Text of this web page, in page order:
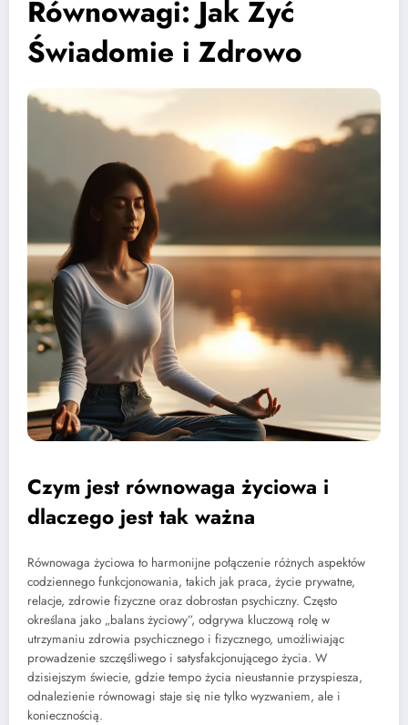
Równowagi: Jak Żyć
Świadomie i Zdrowo
Czym jest równowaga życiowa i
dlaczego jest tak ważna
Równowaga życiowa to harmonijne połączenie różnych aspektów
codziennego funkcjonowania, takich jak praca, życie prywatne,
relacje, zdrowie fizyczne oraz dobrostan psychiczny. Często
określana jako „balans życiowy”, odgrywa kluczową rolę w
utrzymaniu zdrowia psychicznego i fizycznego, umożliwiając
prowadzenie szczęśliwego i satysfakcjonującego życia. W
dzisiejszym świecie, gdzie tempo życia nieustannie przyspiesza,
odnalezienie równowagi staje się nie tylko wyzwaniem, ale i
koniecznością.